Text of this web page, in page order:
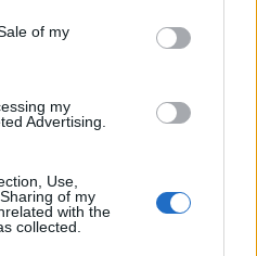
of my
my
Advertising.
Use,
of my
with the
collected.
CLASSICA
in questo portale è di nostra proprietà.